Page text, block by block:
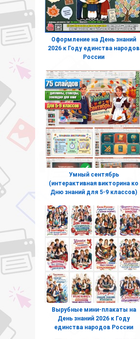
Оформление на День знаний
2026 к Году единства народов
России
Умный сентябрь
(интерактивная викторина ко
Дню знаний для 5-9 классов)
Вырубные мини-плакаты на
День знаний 2026 к Году
единства народов России